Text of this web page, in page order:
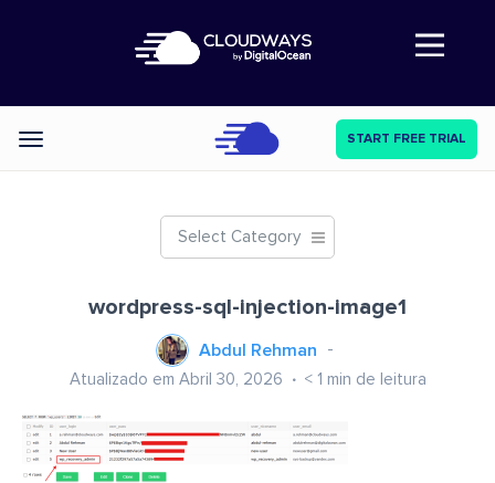
Abre a navegação
Categories START FREE TRIAL
Select Category
wordpress-sql-injection-image1
Abdul Rehman
Atualizado em Abril 30, 2026 < 1 min de leitura